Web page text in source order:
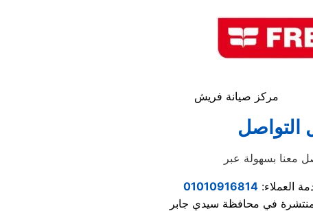
مركز صيانة فريش
التواصل
العملاء: 01010916814
في محافظة سيدي جابر